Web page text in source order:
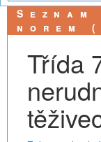
norem
Třída